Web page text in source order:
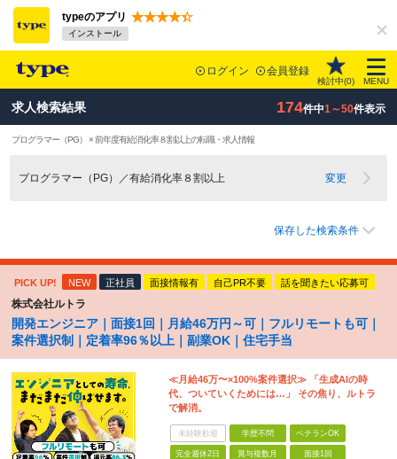
typeのアプリ
インストール
ログイン 会員登録
検討中(0) MENU
求人検索結果 174件中1～50件表示
プログラマー（PG） × 前年度有給消化率８割以上の転職・求人情報
プログラマー（PG）／有給消化率８割以上 変更
保存した検索条件
PICK UP! NEW 正社員 面接情報有 自己PR不要 話を聞きたい応募可
株式会社ルトラ
開発エンジニア｜面接1回｜月給46万円～可｜フルリモートも可｜
案件選択制｜定着率96％以上｜副業OK｜住宅手当
≪月給46万〜×100%案件選択≫ 「生成AIの時
代、ついていくためには…」 その焦り、ルトラ
で解消。
未経験歓迎 学歴不問 ベテランOK
完全週休2日 賞与複数月 面接1回